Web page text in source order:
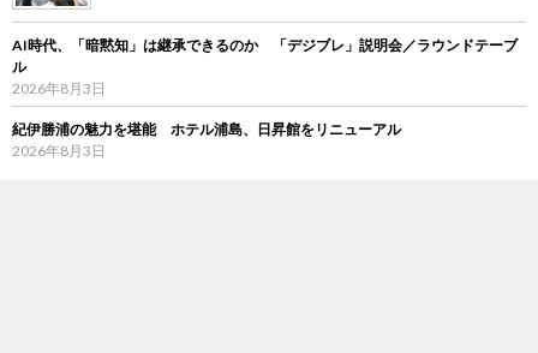
AI時代、「暗黙知」は継承できるのか 「デジブレ」説明会／ラウンドテーブ
ル
2026年8月3日
紀伊勝浦の魅力を堪能 ホテル浦島、日昇館をリニューアル
2026年8月3日